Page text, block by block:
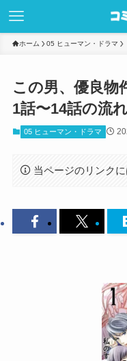
ホーム 05 ヒューマン・ドラマ
この男、優良物
1話〜14話の流
05 ヒューマン・ドラマ
当ページのリンク